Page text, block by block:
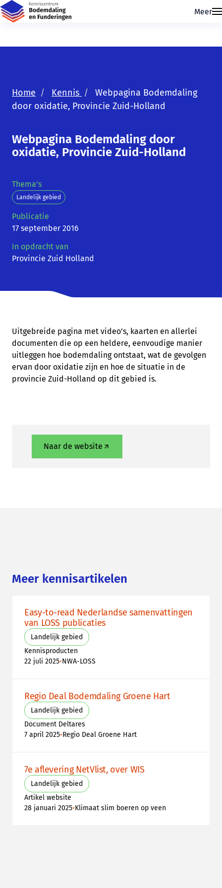
Meer
Home Kennis
Webpagina Bodemdaling
door oxidatie, Provincie Zuid-Holland
Webpagina Bodemdaling door
oxidatie, Provincie Zuid-Holland
Thema's
Landelijk gebied
Publicatie
17 september 2016
In opdracht van
Provincie Zuid Holland
Uitgebreide pagina met video’s, kaarten en allerlei
documenten die op een heldere, eenvoudige manier
uitleggen hoe bodemdaling ontstaat, wat de gevolgen
ervan door oxidatie zijn en hoe de situatie in de
provincie Zuid-Holland op dit gebied is.
Naar de website
Meer kennisartikelen
Easy-to-read Nederlandse samenvattingen
van LOSS publicaties
Landelijk gebied
Kennisproducten
22 juli 2025•NWA-LOSS
Regio Deal Bodemdaling Groene Hart
Landelijk gebied
Document Deltares
7 april 2025•Regio Deal Groene Hart
7e aflevering NetVlist, over WIS
Landelijk gebied
Artikel website
28 januari 2025•Klimaat slim boeren op veen